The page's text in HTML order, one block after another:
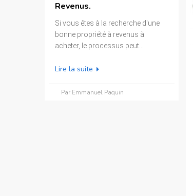
Revenus.
Si vous êtes à la recherche d'une
bonne propriété à revenus à
acheter, le processus peut...
Lire la suite
Par Emmanuel Paquin